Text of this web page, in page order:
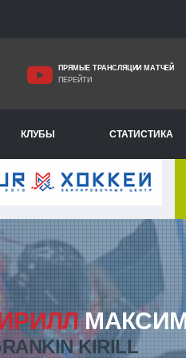
ПРЯМЫЕ ТРАНСЛЯЦИИ МАТЧЕЙ
ПЕРЕЙТИ
КЛУБЫ СТАТИСТИКА
KIRILL